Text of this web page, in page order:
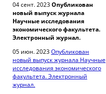
04 сент. 2023Опубликован
новый выпуск журнала
Научные исследования
экономического факультета.
Электронный журнал.
05 июн. 2023Опубликован
новый выпуск журнала Научные
исследования экономического
факультета. Электронный
журнал.